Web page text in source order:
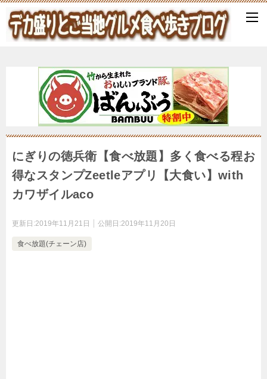
にぎりの徳兵衛【食べ放題】多く食べる程お
得なスタンプZeetleアプリ【大食い】with
カワザイルaco
更新日:2019年11月21日 公開日:2019年11月20日
食べ放題(チェーン店)